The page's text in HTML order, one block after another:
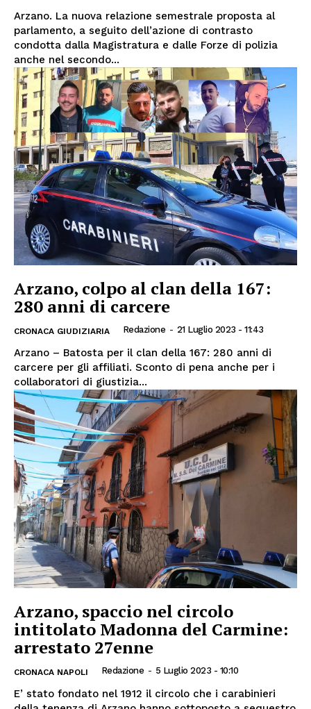
Arzano. La nuova relazione semestrale proposta al
parlamento, a seguito dell’azione di contrasto
condotta dalla Magistratura e dalle Forze di polizia
anche nel secondo...
Arzano, colpo al clan della 167:
280 anni di carcere
CRONACA GIUDIZIARIA Redazione - 21 Luglio 2023 - 11:43
Arzano – Batosta per il clan della 167: 280 anni di
carcere per gli affiliati. Sconto di pena anche per i
collaboratori di giustizia...
Arzano, spaccio nel circolo
intitolato Madonna del Carmine:
arrestato 27enne
CRONACA NAPOLI Redazione - 5 Luglio 2023 - 10:10
E’ stato fondato nel 1912 il circolo che i carabinieri